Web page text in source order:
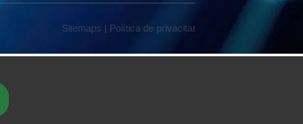
Sitemaps | Política de privacitat